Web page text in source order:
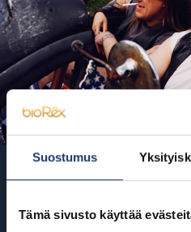
Suostumus
Tämä sivusto käyttää
Häjyt
Mitä tapahtuu kun he